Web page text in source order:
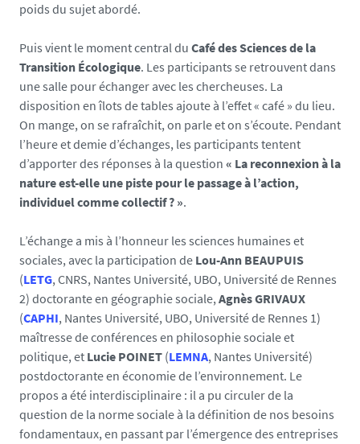
poids du sujet abordé.
Puis vient le moment central du Café des Sciences de la
Transition Écologique. Les participants se retrouvent dans
une salle pour échanger avec les chercheuses. La
disposition en îlots de tables ajoute à l’effet « café » du lieu.
On mange, on se rafraîchit, on parle et on s’écoute. Pendant
l’heure et demie d’échanges, les participants tentent
d’apporter des réponses à la question « La reconnexion à la
nature est-elle une piste pour le passage à l’action,
individuel comme collectif ? ».
L’échange a mis à l’honneur les sciences humaines et
sociales, avec la participation de Lou-Ann BEAUPUIS
(LETG, CNRS, Nantes Université, UBO, Université de Rennes
2) doctorante en géographie sociale,Agnès GRIVAUX
(CAPHI, Nantes Université, UBO, Université de Rennes 1)
maîtresse de conférences en philosophie sociale et
politique, et Lucie POINET (LEMNA, Nantes Université)
postdoctorante en économie de l’environnement. Le
propos a été interdisciplinaire : il a pu circuler de la
question de la norme sociale à la définition de nos besoins
fondamentaux, en passant par l’émergence des entreprises